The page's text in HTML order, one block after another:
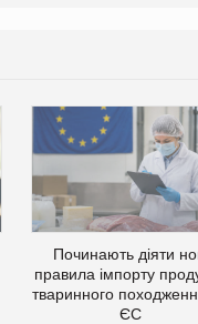
Починають діяти
правила імпорту
тваринного
ЄС